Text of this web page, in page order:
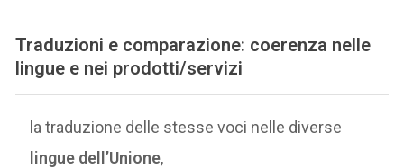
Traduzioni e comparazione: coerenza nelle
lingue e nei prodotti/servizi
la traduzione delle stesse voci nelle diverse
lingue dell’Unione,